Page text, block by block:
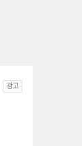
광고